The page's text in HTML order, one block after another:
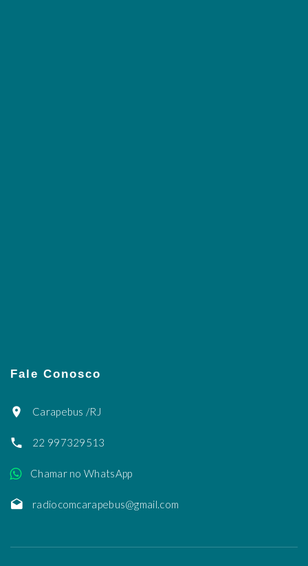
Fale Conosco
Carapebus /RJ
22 997329513
Chamar no WhatsApp
radiocomcarapebus@gmail.com